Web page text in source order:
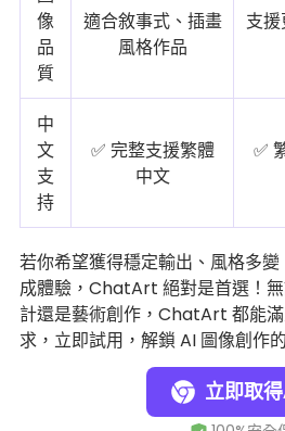
像
品
質
適合敘事式、插畫
風格作品
支援
中
文
支
持
✅ 完整支援繁體
中文
✅
若你希望獲得穩定輸出、風格多
成體驗，ChatArt 絕對是首選！
計還是藝術創作，ChatArt 都能
求，立即試用，解鎖 AI 圖像創作
立即取